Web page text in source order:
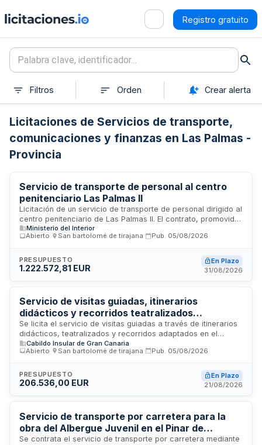
Registro gratuito
Filtros Orden Crear alerta
Licitaciones de Servicios de transporte,
comunicaciones y finanzas en Las Palmas -
Provincia
Servicio de transporte de personal al centro
penitenciario Las Palmas II
Licitación de un servicio de transporte de personal dirigido al
centro penitenciario de Las Palmas II. El contrato, promovido
por la Subdirección General de Planificación y Gestión
Económica, comprende el desplazamiento regular de
servicio incluye la gestión integral del transporte,
garantizando la puntualidad y seguridad en los
contrato de servicios asciende a cantidad significativa,
reflejando la envergadura y continuidad del servicio
requerido para el funcionamiento diario de la infraestructura
penitenciaria.
Ministerio del Interior
Abierto
San bartolomé de tirajana Pub. 05/08/2026
PRESUPUESTO
1.222.572,81 EUR
En Plazo
31/08/2026
Servicio de visitas guiadas, itinerarios
didácticos y recorridos teatralizados
adaptados en el Centro Etnográfico Faro de
Maspalomas de FEDAC
Se licita el servicio de visitas guiadas a través de itinerarios
didácticos, teatralizados y recorridos adaptados en el
Centro Etnográfico Faro de Maspalomas, gestionado por
FEDAC. El contrato contempla cuatro modalidades de
teatralizadas regido por el Real Decreto 1435/1985 y el IV
Convenio colectivo marco estatal de ocio educativo. La
recursos didácticos, formación inicial y continua del
personal, procedimientos de control de calidad, uniformidad
del personal y evaluación de incidencias con indicadores de
desempeño.
Cabildo Insular de Gran Canaria
Abierto
San bartolomé de tirajana Pub. 05/08/2026
PRESUPUESTO
206.536,00 EUR
En Plazo
21/08/2026
Servicio de transporte por carretera para la
obra del Albergue Juvenil en el Pinar de
Tamadaba, Agaete, Gran Canaria
Se contrata el servicio de transporte por carretera mediante